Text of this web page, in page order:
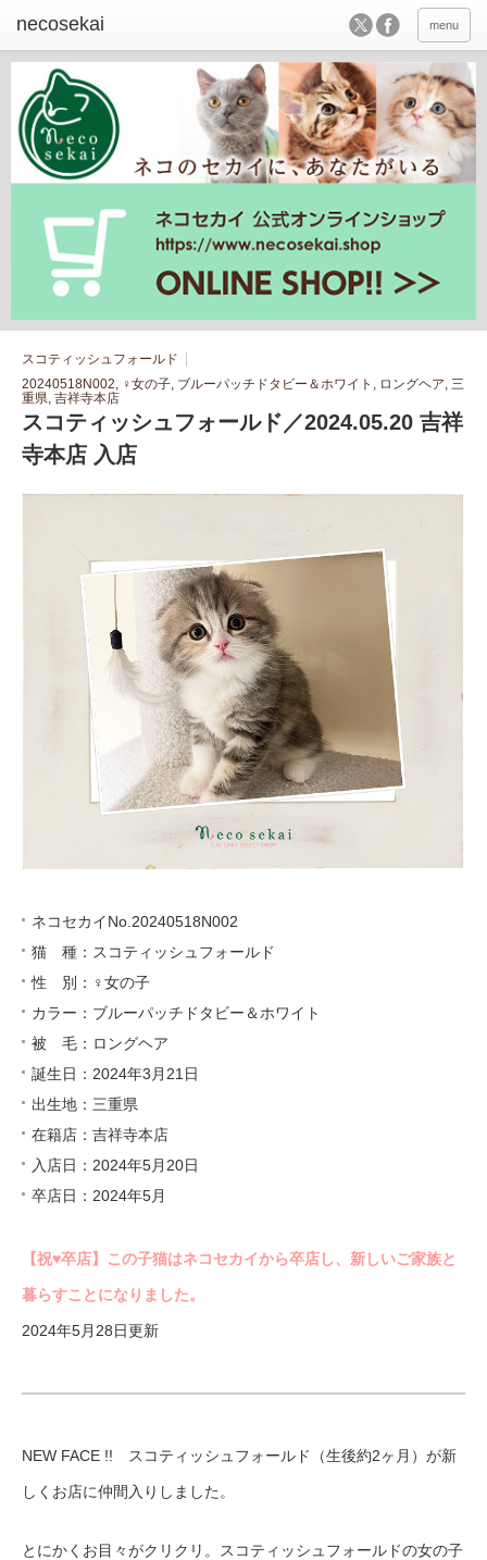
menu
スコティッシュフォールド
20240518N002, ♀女の子, ブルーパッチドタビー＆ホワイト , ロングヘア, 三
重県, 吉祥寺本店
スコティッシュフォールド／2024.05.20 吉祥
寺本店 入店
ネコセカイNo.20240518N002
猫 種：スコティッシュフォールド
性 別：♀女の子
カラー：ブルーパッチドタビー＆ホワイト
被 毛：ロングヘア
誕生日：2024年3月21日
出生地：三重県
在籍店：吉祥寺本店
入店日：2024年5月20日
卒店日：2024年5月
【祝♥︎卒店】この子猫はネコセカイから卒店し、新しいご家族と
暮らすことになりました。
2024年5月28日更新
NEW FACE !! スコティッシュフォールド（生後約2ヶ月）が新
しくお店に仲間入りしました。
とにかくお目々がクリクリ。スコティッシュフォールドの女の子